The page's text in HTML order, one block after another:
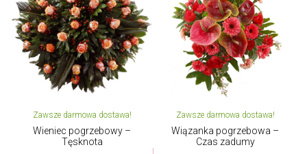
Zawsze darmowa dostawa!
Wieniec pogrzebowy –
Tęsknota
Zawsze darmowa dostawa!
Wiązanka pogrzebowa –
Czas zadumy